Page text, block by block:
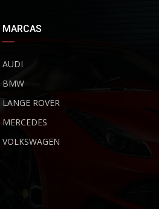
MARCAS
AUDI
BMW
LANGE ROVER
MERCEDES
VOLKSWAGEN